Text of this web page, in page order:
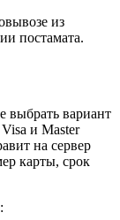
из
постамата.
выбрать вариант
и Master
на сервер
карты, срок